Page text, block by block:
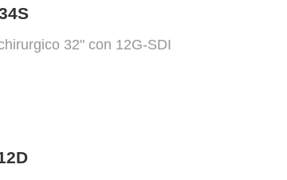
32" con 12G-SDI